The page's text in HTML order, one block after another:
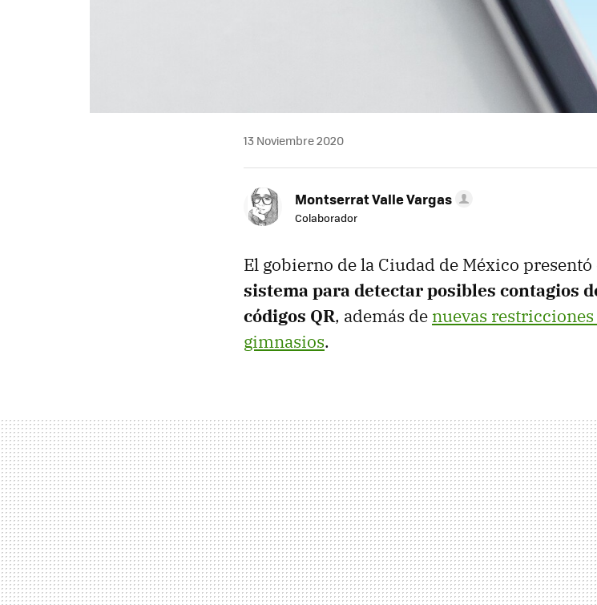
13 Noviembre 2020
Montserrat Valle Vargas
Colaborador
El gobierno de la Ciudad de México
sistema para detectar posibles contagios
códigos QR, además de nuevas
gimnasios.